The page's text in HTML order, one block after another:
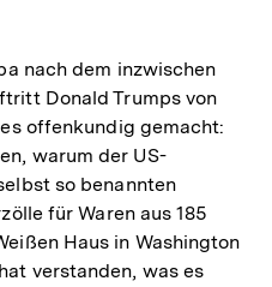
nach dem inzwischen
Donald Trumps von
offenkundig gemacht:
warum der US-
so benannten
für Waren aus 185
Haus in Washington
verstanden, was es